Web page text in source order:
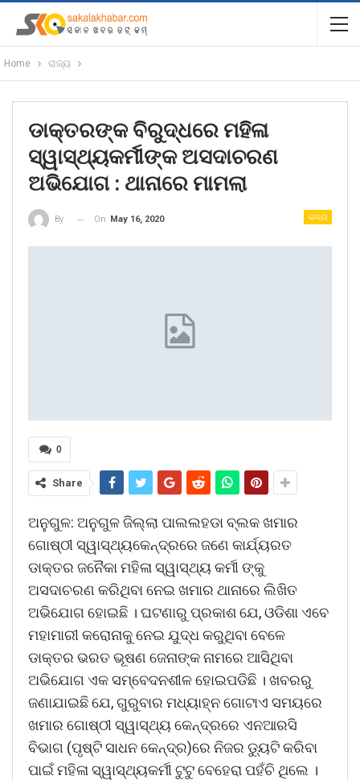
Home ରାଜ୍ୟ
ଡାକ୍ତରଙ୍କ ବିରୁଦ୍ଧରେ ମହିଳା
ସ୍ୱାସ୍ଥ୍ୟକର୍ମୀଙ୍କ ଅସଦାଚରଣ
ଅଭିଯୋଗ : ଥାନାରେ ମାମଲା
ରାଜ୍ୟ
By On May 16, 2020
0
Share
ଅନୁଗୁଳ: ଅନୁଗୁଳ ଜିଲ୍ଲା ପାଲଲହଡା ବ୍ଲକ ଖମାର
ଗୋଷ୍ଠୀ ସ୍ୱାସ୍ଥ୍ୟକେନ୍ଦ୍ରରେ ଜଣେ କାର୍ଯ୍ୟରତ
ଡାକ୍ତର ଜନୈକା ମହିଳା ସ୍ୱାସ୍ଥ୍ୟ କର୍ମୀ ଙ୍କୁ
ଅସଦାଚରଣ କରିଥିବା ନେଇ ଖମାର ଥାନାରେ ଲିଖିତ
ଅଭିଯୋଗ ହୋଇଛି । ଘଟଣାରୁ ପ୍ରକାଶ ଯେ, ଓଡିଶା ଏବେ
ମହାମାରୀ କରୋନାକୁ ନେଇ ଯୁଦ୍ଧ କରୁଥିବା ବେଳେ
ଡାକ୍ତର ଭରତ ଭୂଷଣ ଜେନାଙ୍କ ନାମରେ ଆସିଥିବା
ଅଭିଯୋଗ ଏକ ସମ୍ବେଦନଶୀଳ ହୋଇପଡିଛି । ଖବରରୁ
ଜଣାଯାଇଛି ଯେ, ଗୁରୁବାର ମଧ୍ୟାହ୍ନ ଗୋଟାଏ ସମୟରେ
ଖମାର ଗୋଷ୍ଠୀ ସ୍ୱାସ୍ଥ୍ୟ କେନ୍ଦ୍ରରେ ଏନଆରସି
ବିଭାଗ (ପୃଷ୍ଟି ସାଧନ କେନ୍ଦ୍ର)ରେ ନିଜର ଡ୍ୟୁଟି କରିବା
ପାଇଁ ମହିଳା ସ୍ୱାସ୍ଥ୍ୟକର୍ମୀ ଟୁଟୁ ବେହେରା ପହଁଚି ଥିଲେ ।